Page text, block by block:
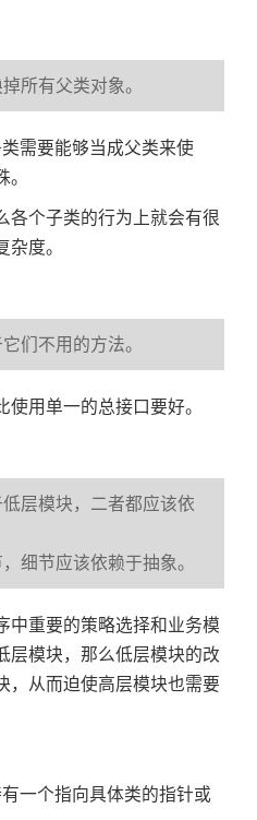
所有父类对象。
需要能够当成父类来使
各个子类的行为上就会有很
度。
们不用的方法。
用单一的总接口要好。
层模块，二者都应该依
细节应该依赖于抽象。
中重要的策略选择和业务模
层模块，那么低层模块的改
，从而迫使高层模块也需要
一个指向具体类的指针或